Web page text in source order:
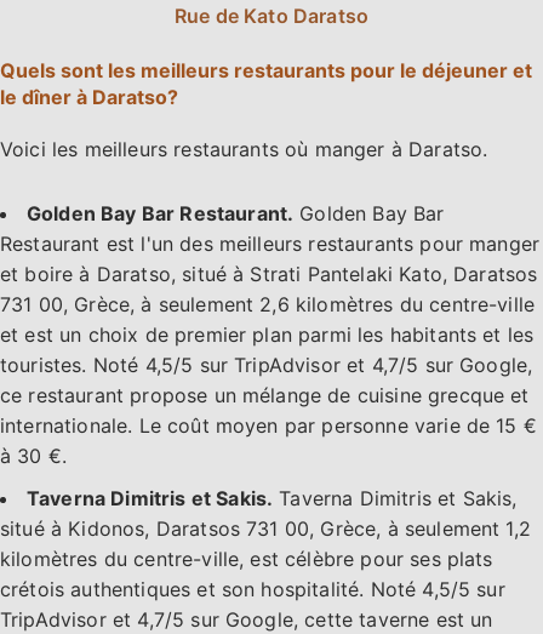
Rue de Kato Daratso
Quels sont les meilleurs restaurants pour le déjeuner et
le dîner à Daratso?
Voici les meilleurs restaurants où manger à Daratso.
Golden Bay Bar Restaurant. Golden Bay Bar
Restaurant est l'un des meilleurs restaurants pour manger
et boire à Daratso, situé à Strati Pantelaki Kato, Daratsos
731 00, Grèce, à seulement 2,6 kilomètres du centre-ville
et est un choix de premier plan parmi les habitants et les
touristes. Noté 4,5/5 sur TripAdvisor et 4,7/5 sur Google,
ce restaurant propose un mélange de cuisine grecque et
internationale. Le coût moyen par personne varie de 15 €
à 30 €.
Taverna Dimitris et Sakis. Taverna Dimitris et Sakis,
situé à Kidonos, Daratsos 731 00, Grèce, à seulement 1,2
kilomètres du centre-ville, est célèbre pour ses plats
crétois authentiques et son hospitalité. Noté 4,5/5 sur
TripAdvisor et 4,7/5 sur Google, cette taverne est un